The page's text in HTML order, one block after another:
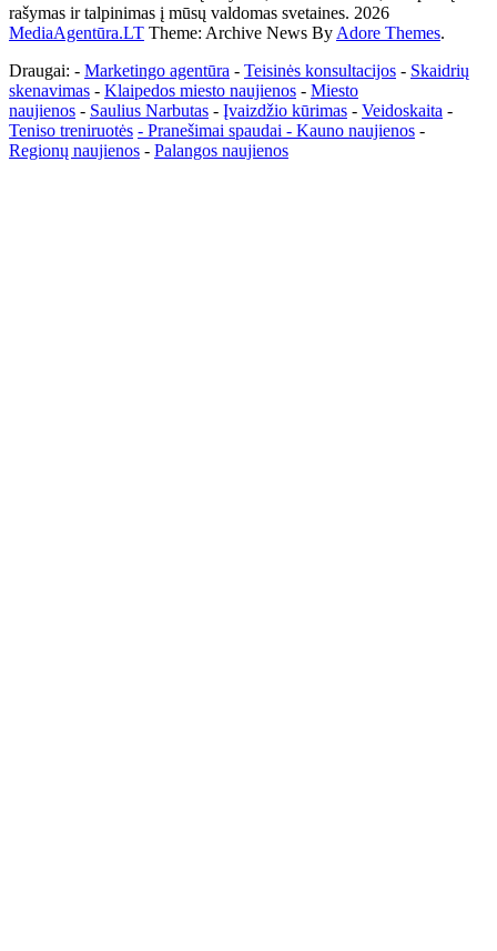
rašymas ir talpinimas į mūsų valdomas svetaines. 2026
MediaAgentūra.LT Theme: Archive News By Adore Themes.
Draugai: - Marketingo agentūra - Teisinės konsultacijos - Skaidrių
skenavimas - Klaipedos miesto naujienos - Miesto
naujienos - Saulius Narbutas - Įvaizdžio kūrimas - Veidoskaita -
Teniso treniruotės - Pranešimai spaudai - Kauno naujienos -
Regionų naujienos - Palangos naujienos